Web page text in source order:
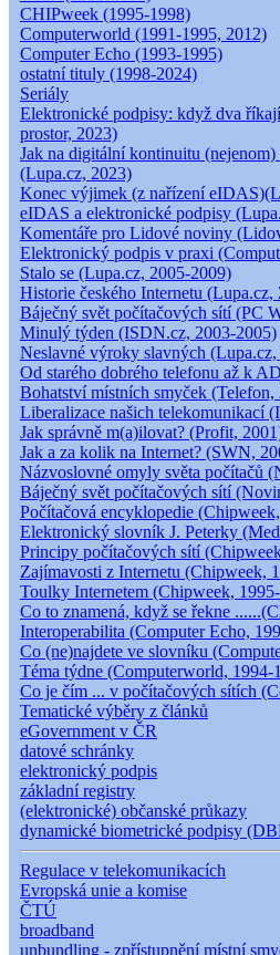
CHIPweek (1995-1998)
Computerworld (1991-1995, 2012)
Computer Echo (1993-1995)
ostatní tituly (1998-2024)
Seriály
Elektronické podpisy: když dva
prostor, 2023)
Jak na digitální kontinuitu
(Lupa.cz, 2023)
Konec výjimek (z nařízení
eIDAS a elektronické podpisy
Komentáře pro Lidové noviny
Elektronický podpis v praxi
Stalo se (Lupa.cz, 2005-2009)
Historie českého Internetu
Báječný svět počítačových sítí (PC
Minulý týden (ISDN.cz, 2003-2005)
Neslavné výroky slavných
Od starého dobrého telefonu až k
Bohatství místních smyček (Telefon,
Liberalizace našich telekomunikací
Jak správně m(a)ilovat? (Profit,
Jak a za kolik na Internet? (SWN,
Názvoslovné omyly světa počítačů
Báječný svět počítačových sítí
Počítačová encyklopedie
Elektronický slovník J. Peterky
Principy počítačových sítí
Zajímavosti z Internetu (Chipweek,
Toulky Internetem (Chipweek,
Co to znamená, když se řekne
Interoperabilita (Computer Echo,
Co (ne)najdete ve slovníku
Téma týdne (Computerworld, 1994-
Co je čím ... v počítačových sítích
Tematické výběry z článků
eGovernment v ČR
datové schránky
elektronický podpis
základní registry
(elektronické) občanské průkazy
dynamické biometrické podpisy
Regulace v telekomunikacích
Evropská unie a komise
ČTÚ
broadband
unbundling - zpřístupnění místní